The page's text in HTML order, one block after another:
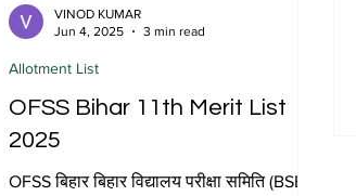
OFSS Bihar 11th Merit List
2025
OFSS बिहार बिहार विद्यालय परीक्षा समिति (BSEB)
Allotment List
VINOD KUMAR
Jun 4, 2025
3 min read